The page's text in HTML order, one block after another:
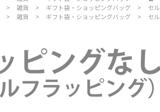
> 雑貨 > ギフト袋・ショッピングバッグ > セ
> 雑貨 > ギフト袋・ショッピングバッグ > セ